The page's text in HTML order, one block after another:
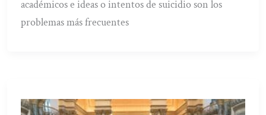
académicos e ideas o intentos de suicidio son los
problemas más frecuentes